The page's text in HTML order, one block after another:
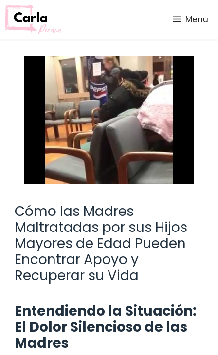
Saltar
al
contenido
Menu
Cómo las Madres
Maltratadas por sus Hijos
Mayores de Edad Pueden
Encontrar Apoyo y
Recuperar su Vida
Entendiendo la Situación:
El Dolor Silencioso de las
Madres